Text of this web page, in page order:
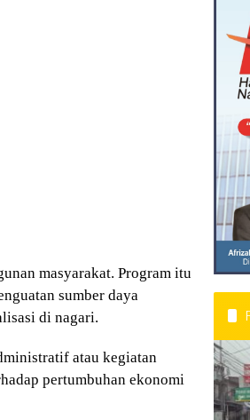
masyarakat. Program itu
sumber daya
di nagari.
atau kegiatan
pertumbuhan ekonomi